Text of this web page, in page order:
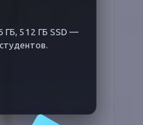
ГБ, 512 ГБ SSD —